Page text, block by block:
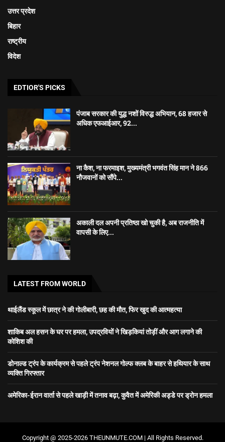
उत्तर प्रदेश
बिहार
राष्ट्रीय
विदेश
EDTIOR'S PICKS
पंजाब सरकार की युद्ध नशों विरुद्ध अभियान, 68 हजार से
अधिक एफआईआर, 92...
ना कैश, ना फरमाइश, मुख्यमंत्री भगवंत सिंह मान ने 866
नौजवानों को सौंपे...
अकाली दल अपनी प्रतिष्ठा खो चुकी है, अब राजनीति में
वापसी के लिए...
LATEST FROM WORLD
थाईलैंड स्कूल में छात्र ने की गोलीबारी, छह की मौत, फिर खुद की आत्महत्या
शाकिब अल हसन के घर पर हमला, उपद्रवियों ने खिड़कियां तोड़ीं और आग लगाने की
कोशिश की
डोनाल्ड ट्रंप के कार्यक्रम से पहले ट्रंप नेशनल गोल्फ क्लब के बाहर से हथियार के साथ
व्यक्ति गिरफ्तार
अमेरिका-ईरान वार्ता से पहले खाड़ी में तनाव बढ़ा, कुवैत में अमेरिकी अड्डे पर ड्रोन हमला
Copyright @ 2025-2026 THEUNMUTE.COM | All Rights Reserved.